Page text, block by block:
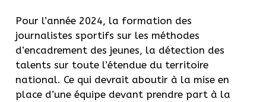
Pour l’année 2024, la formation des
journalistes sportifs sur les méthodes
d’encadrement des jeunes, la détection des
talents sur toute l’étendue du territoire
national. Ce qui devrait aboutir à la mise en
place d’une équipe devant prendre part à la